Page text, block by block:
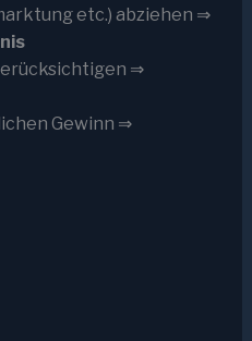
etc.) abziehen ⇒
⇒
Gewinn ⇒